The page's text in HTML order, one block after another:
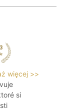
więcej >>
si